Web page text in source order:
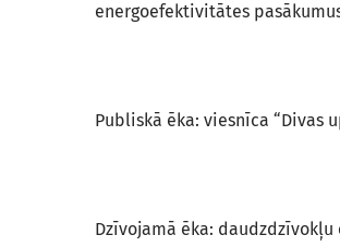
energoefektivitātes
Publiskā ēka: viesnīca “Divas
Dzīvojamā ēka: daudzdzīvokļu